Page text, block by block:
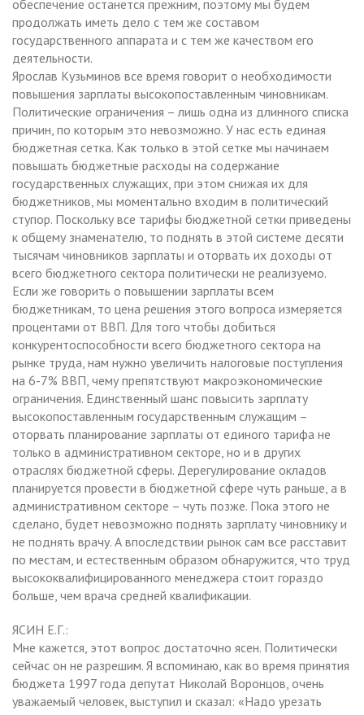
обеспечение останется прежним, поэтому мы будем
продолжать иметь дело с тем же составом
государственного аппарата и с тем же качеством его
деятельности.
Ярослав Кузьминов все время говорит о необходимости
повышения зарплаты высокопоставленным чиновникам.
Политические ограничения – лишь одна из длинного списка
причин, по которым это невозможно. У нас есть единая
бюджетная сетка. Как только в этой сетке мы начинаем
повышать бюджетные расходы на содержание
государственных служащих, при этом снижая их для
бюджетников, мы моментально входим в политический
ступор. Поскольку все тарифы бюджетной сетки приведены
к общему знаменателю, то поднять в этой системе десяти
тысячам чиновников зарплаты и оторвать их доходы от
всего бюджетного сектора политически не реализуемо.
Если же говорить о повышении зарплаты всем
бюджетникам, то цена решения этого вопроса измеряется
процентами от ВВП. Для того чтобы добиться
конкурентоспособности всего бюджетного сектора на
рынке труда, нам нужно увеличить налоговые поступления
на 6-7% ВВП, чему препятствуют макроэкономические
ограничения. Единственный шанс повысить зарплату
высокопоставленным государственным служащим –
оторвать планирование зарплаты от единого тарифа не
только в административном секторе, но и в других
отраслях бюджетной сферы. Дерегулирование окладов
планируется провести в бюджетной сфере чуть раньше, а в
административном секторе – чуть позже. Пока этого не
сделано, будет невозможно поднять зарплату чиновнику и
не поднять врачу. А впоследствии рынок сам все расставит
по местам, и естественным образом обнаружится, что труд
высококвалифицированного менеджера стоит гораздо
больше, чем врача средней квалификации.
ЯСИН Е.Г.:
Мне кажется, этот вопрос достаточно ясен. Политически
сейчас он не разрешим. Я вспоминаю, как во время принятия
бюджета 1997 года депутат Николай Воронцов, очень
уважаемый человек, выступил и сказал: «Надо урезать